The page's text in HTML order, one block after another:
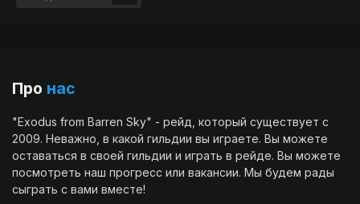
Про нас
"Exodus from Barren Sky" - рейд, который существует с
2009. Неважно, в какой гильдии вы играете. Вы можете
оставаться в своей гильдии и играть в рейде. Вы можете
посмотреть наш прогресс или вакансии. Мы будем рады
сыграть с вами вместе!